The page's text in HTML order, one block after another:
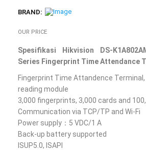
BRAND:
OUR PRICE
Spesifikasi Hikvision DS-
Series Fingerprint Time Attendance
Fingerprint Time Attandence
reading module
3,000 fingerprints, 3,000 cards and
Communication via TCP/TP and Wi-Fi
Power supply：5 VDC/1 A
Back-up battery supported
ISUP5.0, ISAPI